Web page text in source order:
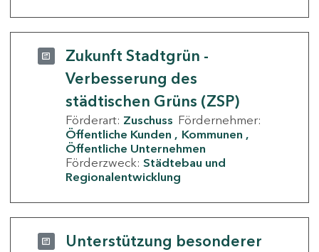
Zukunft Stadtgrün -
Verbesserung des
städtischen Grüns (ZSP)
Förderart: Zuschuss Fördernehmer:
Öffentliche Kunden
Kommunen
Öffentliche Unternehmen
Förderzweck: Städtebau und
Regionalentwicklung
Unterstützung besonderer